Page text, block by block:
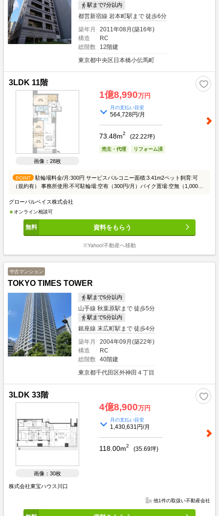
駅まで7分以内
都営新宿線 岩本町駅まで 徒歩6分
築年月
2011年08月(築16年)
構造
RC
総階数
12階建
東京都中央区日本橋小伝馬町
3LDK 11階
画像：28枚
1億8,990万円
月の支払い目安
564,728円/月
73.48m2 (22.22坪)
売主・代理 リフォーム済
POINT
駐輪場料金/月:300円 サービスバルコニー面積:3.41m2ペット飼育:可
（規約有） 事務所使用:不可駐輪場:空有（300円/月）バイク置場:空無（1,000円/
現在）固定資産税・都市計画税:155,385円（2025年度概算）【修繕履歴】2021
年 大規模修繕工事
グローバルベイス株式会社
オンライン相談可
資料をもらう
※Yahoo!不動産へ移動
中古マンション
TOKYO TIMES TOWER
駅まで5分以内
山手線 秋葉原駅まで 徒歩5分
駅まで5分以内
銀座線 末広町駅まで 徒歩4分
築年月
2004年09月(築22年)
構造
RC
総階数
40階建
東京都千代田区外神田４丁目
3LDK 33階
画像：30枚
4億8,900万円
月の支払い目安
1,430,631円/月
118.00m2 (35.69坪)
株式会社東宝ハウス川口
他1件の取扱い不動産会社